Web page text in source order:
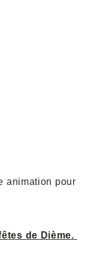
animation pour
de Dième.